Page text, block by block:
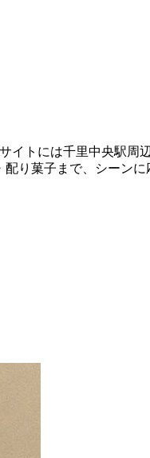
トには千里中央駅周
り菓子まで、シーンに